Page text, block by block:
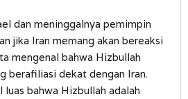
dan meninggalnya pemimpin
jika Iran memang akan bereaksi
mengenal bahwa Hizbullah
berafiliasi dekat dengan Iran.
luas bahwa Hizbullah adalah